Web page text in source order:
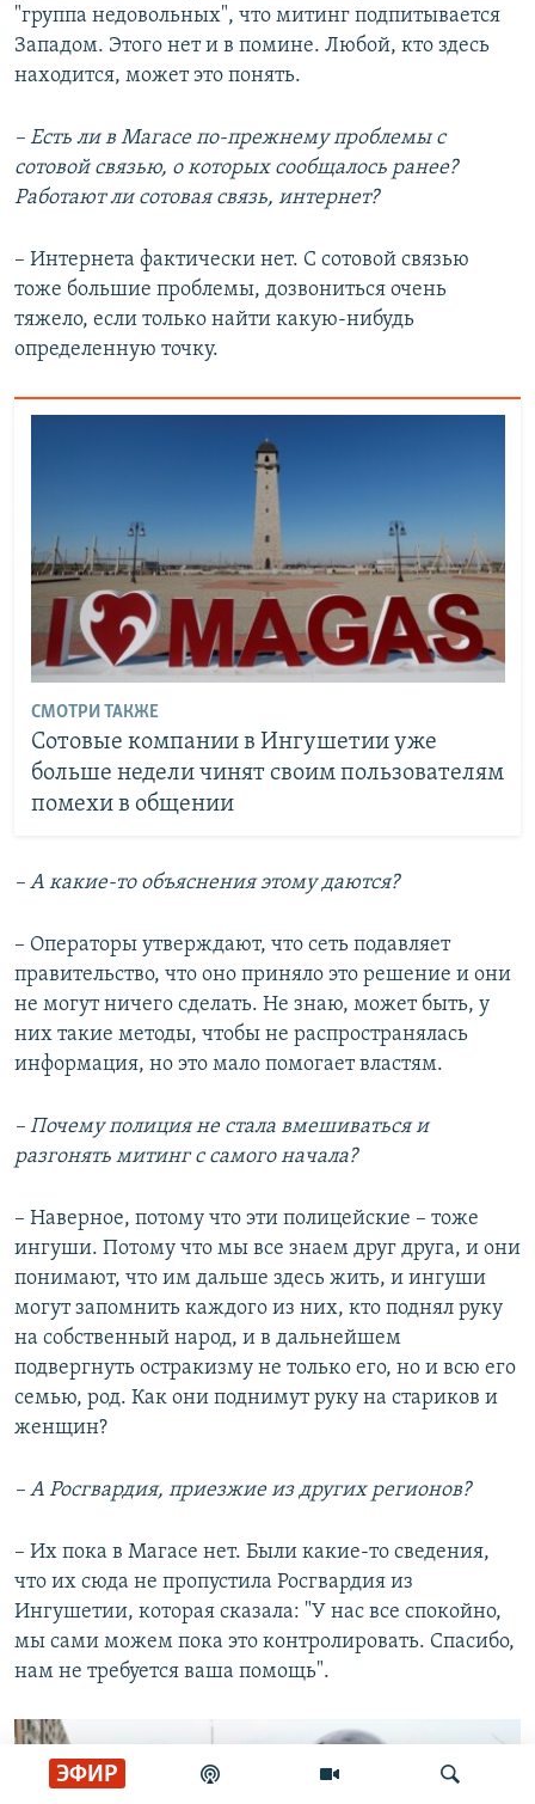
ЭФИР
"группа недовольных", что митинг подпитывается
Западом. Этого нет и в помине. Любой, кто здесь
находится, может это понять.
– Есть ли в Магасе по-прежнему проблемы с
сотовой связью, о которых сообщалось ранее?
Работают ли сотовая связь, интернет?
– Интернета фактически нет. С сотовой связью
тоже большие проблемы, дозвониться очень
тяжело, если только найти какую-нибудь
определенную точку.
СМОТРИ ТАКЖЕ
Сотовые компании в Ингушетии уже
больше недели чинят своим пользователям
помехи в общении
– А какие-то объяснения этому даются?
– Операторы утверждают, что сеть подавляет
правительство, что оно приняло это решение и они
не могут ничего сделать. Не знаю, может быть, у
них такие методы, чтобы не распространялась
информация, но это мало помогает властям.
– Почему полиция не стала вмешиваться и
разгонять митинг с самого начала?
– Наверное, потому что эти полицейские – тоже
ингуши. Потому что мы все знаем друг друга, и они
понимают, что им дальше здесь жить, и ингуши
могут запомнить каждого из них, кто поднял руку
на собственный народ, и в дальнейшем
подвергнуть остракизму не только его, но и всю его
семью, род. Как они поднимут руку на стариков и
женщин?
– А Росгвардия, приезжие из других регионов?
– Их пока в Магасе нет. Были какие-то сведения,
что их сюда не пропустила Росгвардия из
Ингушетии, которая сказала: "У нас все спокойно,
мы сами можем пока это контролировать. Спасибо,
нам не требуется ваша помощь".